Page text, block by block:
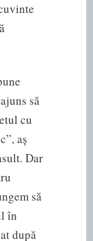
să
cu
aș
Dar
să
în
după